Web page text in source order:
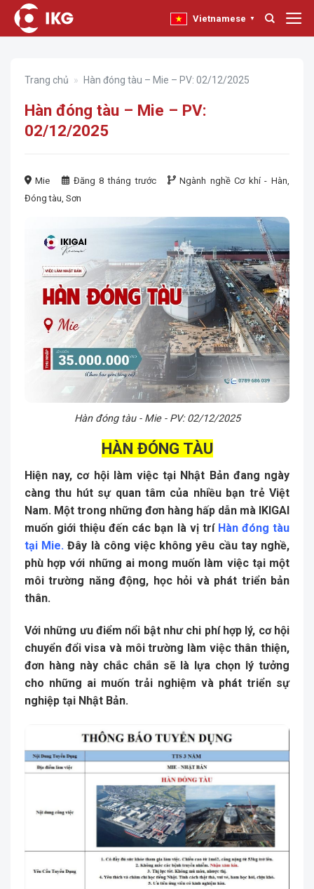
qua
Vietnamese ▼
Trang chủ » Hàn đóng tàu – Mie – PV: 02/12/2025
Hàn đóng tàu – Mie – PV:
02/12/2025
Mie Đăng 8 tháng trước Ngành nghềCơ khí - Hàn
Đóng tàu Sơn
Hàn đóng tàu - Mie - PV: 02/12/2025
HÀN ĐÓNG TÀU
Hiện nay, cơ hội làm việc tại Nhật Bản đang ngày
càng thu hút sự quan tâm của nhiều bạn trẻ Việt
Nam. Một trong những đơn hàng hấp dẫn mà IKIGAI
muốn giới thiệu đến các bạn là vị tríHàn đóng tàu
tại Mie. Đây là công việc không yêu cầu tay nghề,
phù hợp với những ai mong muốn làm việc tại một
môi trường năng động, học hỏi và phát triển bản
thân.
Với những ưu điểm nổi bật như chi phí hợp lý, cơ hội
chuyển đổi visa và môi trường làm việc thân thiện,
đơn hàng này chắc chắn sẽ là lựa chọn lý tưởng
cho những ai muốn trải nghiệm và phát triển sự
nghiệp tại Nhật Bản.